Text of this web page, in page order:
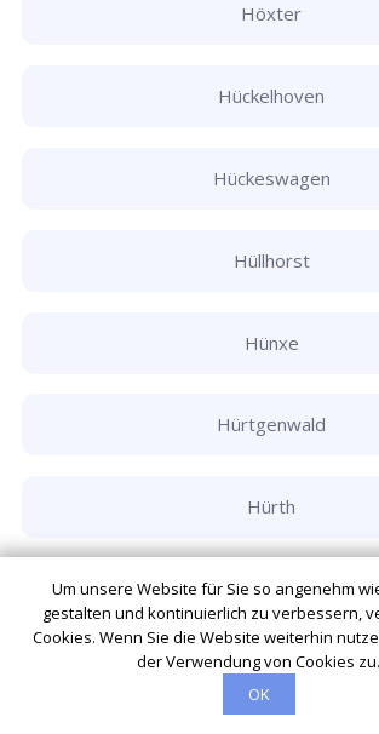
Höxter
Hückelhoven
Hückeswagen
Hüllhorst
Hünxe
Hürtgenwald
Hürth
Ibbenbüren
Inden
Um unsere Website für Sie so angenehm
gestalten und kontinuierlich zu verbessern,
Cookies. Wenn Sie die Website weiterhin
der Verwendung von Cookies zu.
OK